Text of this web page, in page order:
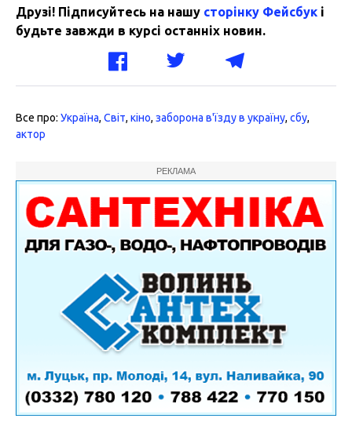
Друзі! Підписуйтесь на нашу сторінку Фейсбук і
будьте завжди в курсі останніх новин.
Все про: Україна, Світ, кіно, заборона в'їзду в україну, сбу,
актор
РЕКЛАМА